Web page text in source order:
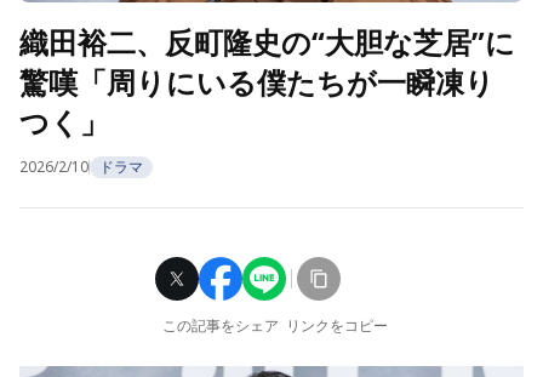
織田裕二、反町隆史の“大胆な芝居”に
驚嘆「周りにいる僕たちが一瞬凍り
つく」
2026/2/10 ドラマ
この記事をシェア リンクをコピー